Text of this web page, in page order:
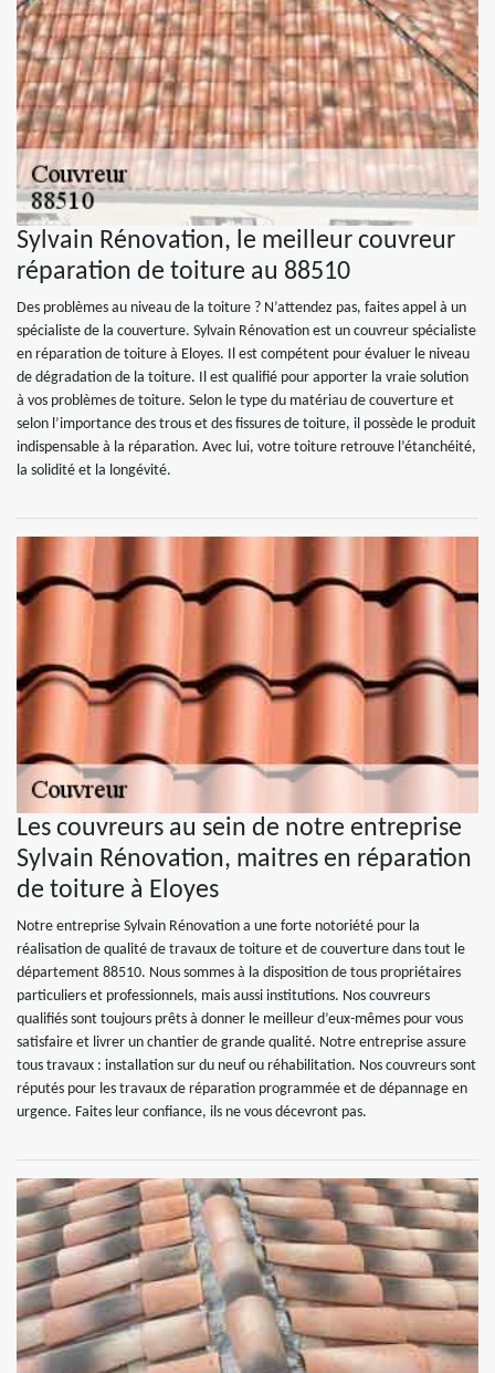
Sylvain Rénovation, le meilleur couvreur
réparation de toiture au 88510
Des problèmes au niveau de la toiture ? N’attendez pas, faites appel à un
spécialiste de la couverture. Sylvain Rénovation est un couvreur spécialiste
en réparation de toiture à Eloyes. Il est compétent pour évaluer le niveau
de dégradation de la toiture. Il est qualifié pour apporter la vraie solution
à vos problèmes de toiture. Selon le type du matériau de couverture et
selon l’importance des trous et des fissures de toiture, il possède le produit
indispensable à la réparation. Avec lui, votre toiture retrouve l’étanchéité,
la solidité et la longévité.
Les couvreurs au sein de notre entreprise
Sylvain Rénovation, maitres en réparation
de toiture à Eloyes
Notre entreprise Sylvain Rénovation a une forte notoriété pour la
réalisation de qualité de travaux de toiture et de couverture dans tout le
département 88510. Nous sommes à la disposition de tous propriétaires
particuliers et professionnels, mais aussi institutions. Nos couvreurs
qualifiés sont toujours prêts à donner le meilleur d’eux-mêmes pour vous
satisfaire et livrer un chantier de grande qualité. Notre entreprise assure
tous travaux : installation sur du neuf ou réhabilitation. Nos couvreurs sont
réputés pour les travaux de réparation programmée et de dépannage en
urgence. Faites leur confiance, ils ne vous décevront pas.